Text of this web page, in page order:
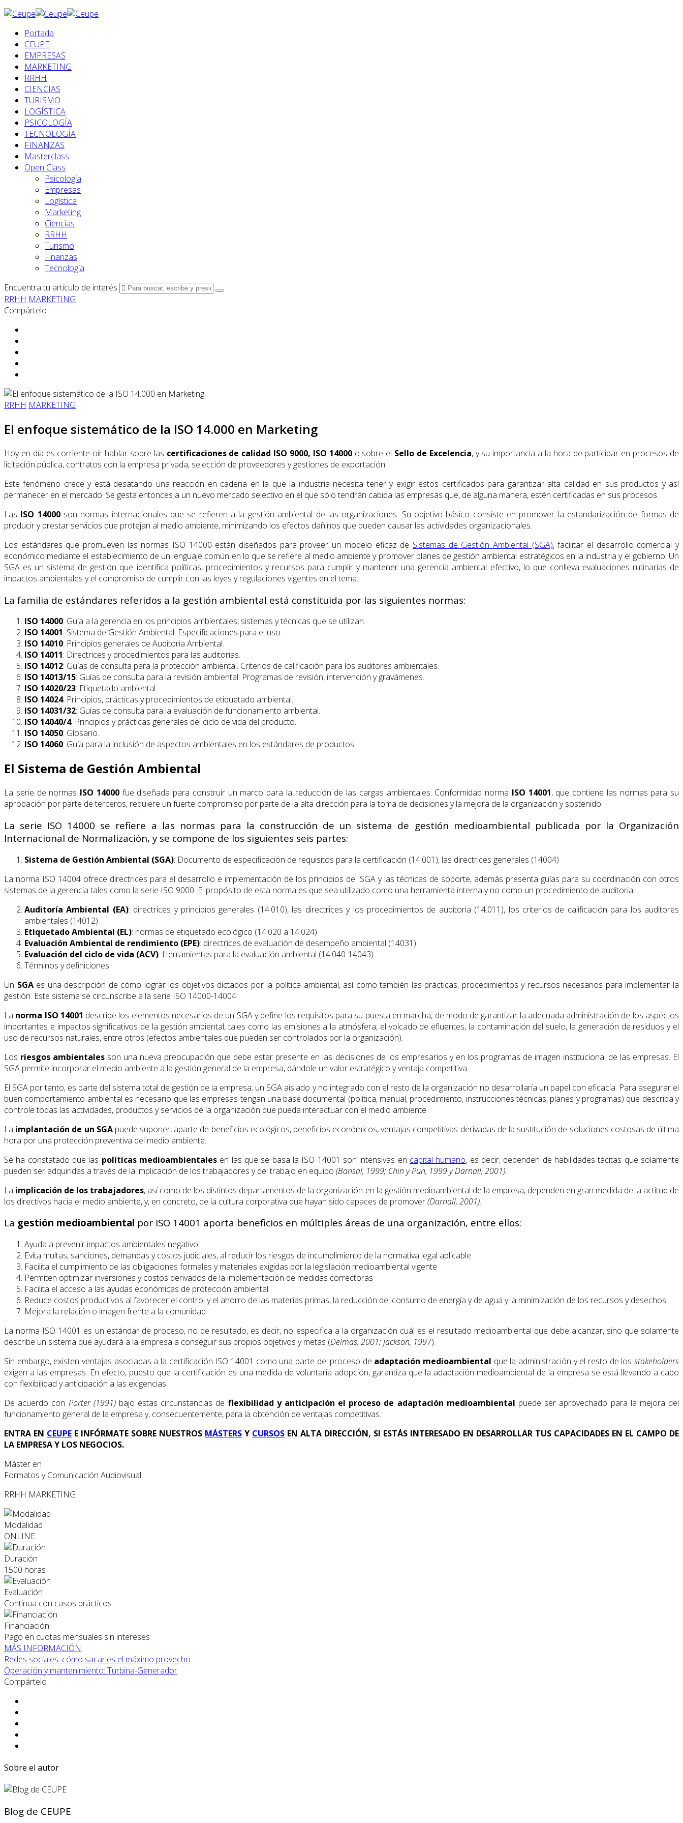
Portada
CEUPE
EMPRESAS
MARKETING
RRHH
CIENCIAS
TURISMO
LOGÍSTICA
PSICOLOGÍA
TECNOLOGÍA
FINANZAS
Masterclass
Open Class
Psicología
Empresas
Logística
Marketing
Ciencias
RRHH
Turismo
Finanzas
Tecnología
Encuentra tu artículo de interés
RRHH MARKETING
Compártelo
RRHH MARKETING
El enfoque sistemático de la ISO 14.000 en Marketing
Hoy en día es corriente oír hablar sobre las certificaciones de calidad ISO 9000, ISO 14000o sobre el Sello de Excelencia, y su importancia a la hora de participar en procesos de
licitación pública, contratos con la empresa privada, selección de proveedores y gestiones de exportación.
Este fenómeno crece y está desatando una reacción en cadena en la que la industria necesita tener y exigir estos certificados para garantizar alta calidad en sus productos y así
permanecer en el mercado. Se gesta entonces a un nuevo mercado selectivo en el que sólo tendrán cabida las empresas que, de alguna manera, estén certificadas en sus procesos.
Las ISO 14000son normas internacionales que se refieren a la gestión ambiental de las organizaciones. Su objetivo básico consiste en promover la estandarización de formas de
producir y prestar servicios que protejan al medio ambiente, minimizando los efectos dañinos que pueden causar las actividades organizacionales.
Los estándares que promueven las normas ISO 14000 están diseñados para proveer un modelo eficaz de Sistemas de Gestión Ambiental (SGA), facilitar el desarrollo comercial y
económico mediante el establecimiento de un lenguaje común en lo que se refiere al medio ambiente y promover planes de gestión ambiental estratégicos en la industria y el gobierno. Un
SGA es un sistema de gestión que identifica políticas, procedimientos y recursos para cumplir y mantener una gerencia ambiental efectivo, lo que conlleva evaluaciones rutinarias de
impactos ambientales y el compromiso de cumplir con las leyes y regulaciones vigentes en el tema.
La familia de estándares referidos a la gestión ambiental está constituida por las siguientes normas:
ISO 14000: Guía a la gerencia en los principios ambientales, sistemas y técnicas que se utilizan.
ISO 14001: Sistema de Gestión Ambiental. Especificaciones para el uso.
ISO 14010: Principios generales de Auditoria Ambiental.
ISO 14011: Directrices y procedimientos para las auditorias.
ISO 14012: Guías de consulta para la protección ambiental. Criterios de calificación para los auditores ambientales.
ISO 14013/15: Guías de consulta para la revisión ambiental. Programas de revisión, intervención y gravámenes.
ISO 14020/23: Etiquetado ambiental.
ISO 14024: Principios, prácticas y procedimientos de etiquetado ambiental.
ISO 14031/32: Guías de consulta para la evaluación de funcionamiento ambiental.
ISO 14040/4: Principios y prácticas generales del ciclo de vida del producto.
ISO 14050: Glosario.
ISO 14060: Guía para la inclusión de aspectos ambientales en los estándares de productos.
El Sistema de Gestión Ambiental
La serie de normas ISO 14000fue diseñada para construir un marco para la reducción de las cargas ambientales. Conformidad norma ISO 14001, que contiene las normas para su
aprobación por parte de terceros, requiere un fuerte compromiso por parte de la alta dirección para la toma de decisiones y la mejora de la organización y sostenido.
La serie ISO 14000 se refiere a las normas para la construcción de un sistema de gestión medioambiental publicada por la Organización
Internacional de Normalización, y se compone de los siguientes seis partes:
Sistema de Gestión Ambiental (SGA): Documento de especificación de requisitos para la certificación (14.001), las directrices generales (14004)
La norma ISO 14004 ofrece directrices para el desarrollo e implementación de los principios del SGA y las técnicas de soporte, además presenta guías para su coordinación con otros
sistemas de la gerencia tales como la serie ISO 9000. El propósito de esta norma es que sea utilizado como una herramienta interna y no como un procedimiento de auditoria.
Auditoría Ambiental (EA): directrices y principios generales (14.010), las directrices y los procedimientos de auditoria (14.011), los criterios de calificación para los auditores
ambientales (14012)
Etiquetado Ambiental (EL): normas de etiquetado ecológico (14.020 a 14.024)
Evaluación Ambiental de rendimiento (EPE): directrices de evaluación de desempeño ambiental (14031)
Evaluación del ciclo de vida (ACV): Herramientas para la evaluación ambiental (14.040-14043)
Términos y definiciones
Un SGAes una descripción de cómo lograr los objetivos dictados por la política ambiental, así como también las prácticas, procedimientos y recursos necesarios para implementar la
gestión. Este sistema se circunscribe a la serie ISO 14000-14004.
La norma ISO 14001 describe los elementos necesarios de un SGA y define los requisitos para su puesta en marcha, de modo de garantizar la adecuada administración de los aspectos
importantes e impactos significativos de la gestión ambiental, tales como las emisiones a la atmósfera, el volcado de efluentes, la contaminación del suelo, la generación de residuos y el
uso de recursos naturales, entre otros (efectos ambientales que pueden ser controlados por la organización).
Los riesgos ambientales son una nueva preocupación que debe estar presente en las decisiones de los empresarios y en los programas de imagen institucional de las empresas. El
SGA permite incorporar el medio ambiente a la gestión general de la empresa, dándole un valor estratégico y ventaja competitiva.
El SGA por tanto, es parte del sistema total de gestión de la empresa; un SGA aislado y no integrado con el resto de la organización no desarrollaría un papel con eficacia. Para asegurar el
buen comportamiento ambiental es necesario que las empresas tengan una base documental (política, manual, procedimiento, instrucciones técnicas, planes y programas) que describa y
controle todas las actividades, productos y servicios de la organización que pueda interactuar con el medio ambiente.
La implantación de un SGApuede suponer, aparte de beneficios ecológicos, beneficios económicos, ventajas competitivas derivadas de la sustitución de soluciones costosas de última
hora por una protección preventiva del medio ambiente.
Se ha constatado que las políticas medioambientales en las que se basa la ISO 14001 son intensivas en capital humano, es decir, dependen de habilidades tácitas que solamente
pueden ser adquiridas a través de la implicación de los trabajadores y del trabajo en equipo (Bansal, 1999; Chin y Pun, 1999 y Darnall, 2001).
La implicación de los trabajadores, así como de los distintos departamentos de la organización en la gestión medioambiental de la empresa, dependen en gran medida de la actitud de
los directivos hacia el medio ambiente, y, en concreto, de la cultura corporativa que hayan sido capaces de promover(Darnall, 2001).
La gestión medioambiental por ISO 14001 aporta beneficios en múltiples áreas de una organización, entre ellos:
Ayuda a prevenir impactos ambientales negativo
Evita multas, sanciones, demandas y costos judiciales, al reducir los riesgos de incumplimiento de la normativa legal aplicable
Facilita el cumplimiento de las obligaciones formales y materiales exigidas por la legislación medioambiental vigente
Permiten optimizar inversiones y costos derivados de la implementación de medidas correctoras
Facilita el acceso a las ayudas económicas de protección ambiental
Reduce costos productivos al favorecer el control y el ahorro de las materias primas, la reducción del consumo de energía y de agua y la minimización de los recursos y desechos
Mejora la relación o imagen frente a la comunidad
La norma ISO 14001 es un estándar de proceso, no de resultado, es decir, no especifica a la organización cuál es el resultado medioambiental que debe alcanzar, sino que solamente
describe un sistema que ayudará a la empresa a conseguir sus propios objetivos y metas (Delmas, 2001; Jackson, 1997).
Sin embargo, existen ventajas asociadas a la certificación ISO 14001 como una parte del proceso de adaptación medioambiental que la administración y el resto de losstakeholders
exigen a las empresas. En efecto, puesto que la certificación es una medida de voluntaria adopción, garantiza que la adaptación medioambiental de la empresa se está llevando a cabo
con flexibilidad y anticipación a las exigencias.
De acuerdo con Porter (1991)bajo estas circunstancias de flexibilidad y anticipación el proceso de adaptación medioambiental puede ser aprovechado para la mejora del
funcionamiento general de la empresa y, consecuentemente, para la obtención de ventajas competitivas.
ENTRA EN CEUPE E INFÓRMATE SOBRE NUESTROS MÁSTERS Y CURSOS EN ALTA DIRECCIÓN, SI ESTÁS INTERESADO EN DESARROLLAR TUS CAPACIDADES EN EL CAMPO DE
LA EMPRESA Y LOS NEGOCIOS.
Máster en
Formatos y Comunicación Audiovisual
RRHH MARKETING
Modalidad
ONLINE
Duración
1500 horas
Evaluación
Continua con casos prácticos
Financiación
Pago en cuotas mensuales sin intereses
MÁS INFORMACIÓN
Redes sociales: cómo sacarles el máximo provecho
Operación y mantenimiento: Turbina-Generador
Compártelo
Sobre el autor
Blog de CEUPE